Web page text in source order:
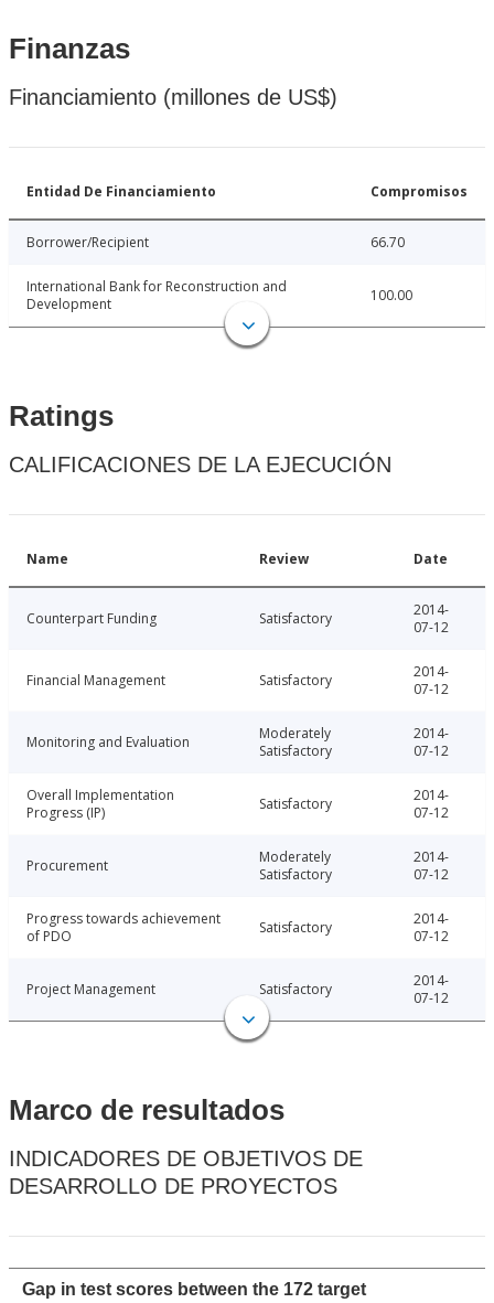
Finanzas
Financiamiento (millones de US$)
Entidad De Financiamiento Compromisos
Borrower/Recipient 66.70
International Bank for Reconstruction and
Development
100.00
Ratings
CALIFICACIONES DE LA EJECUCIÓN
Name Review Date
Counterpart Funding Satisfactory
2014-
07-12
Financial Management Satisfactory
2014-
07-12
Monitoring and Evaluation
Moderately
Satisfactory
2014-
07-12
Overall Implementation
Progress (IP)
Satisfactory
2014-
07-12
Procurement
Moderately
Satisfactory
2014-
07-12
Progress towards achievement
of PDO
Satisfactory
2014-
07-12
Project Management Satisfactory
2014-
07-12
Marco de resultados
INDICADORES DE OBJETIVOS DE
DESARROLLO DE PROYECTOS
Gap in test scores between the 172 target